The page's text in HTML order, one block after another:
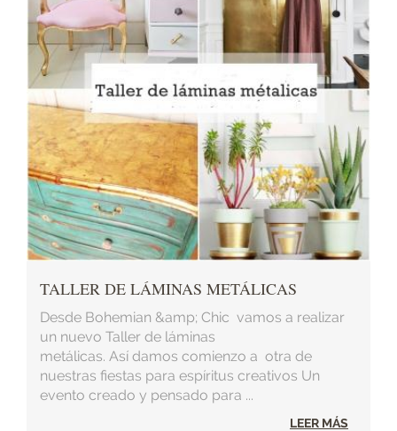
TALLER DE LÁMINAS METÁLICAS
Desde Bohemian &amp; Chic vamos a realizar
un nuevo Taller de láminas
metálicas. Así damos comienzo a otra de
nuestras fiestas para espíritus creativos Un
evento creado y pensado para ...
LEER MÁS